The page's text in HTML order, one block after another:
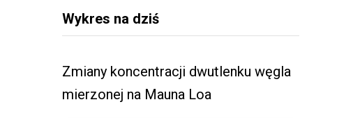
Wykres na dziś
Zmiany koncentracji dwutlenku węgla
mierzonej na Mauna Loa